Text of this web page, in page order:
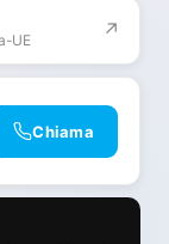
UE ↗
Chiama